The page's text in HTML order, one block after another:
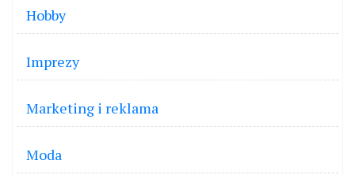
Hobby
Imprezy
Marketing i reklama
Moda